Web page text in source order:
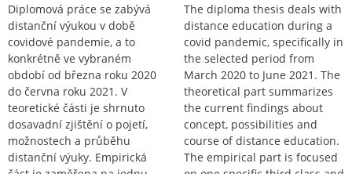
Diplomová práce se zabývá
distanční výukou v době
covidové pandemie, a to
konkrétně ve vybraném
období od března roku 2020
do června roku 2021. V
teoretické části je shrnuto
dosavadní zjištění o pojetí,
možnostech a průběhu
distanční výuky. Empirická
The diploma thesis deals with
distance education during a
covid pandemic, specifically in
the selected period from
March 2020 to June 2021. The
theoretical part summarizes
the current findings about
concept, possibilities and
course of distance education.
The empirical part is focused